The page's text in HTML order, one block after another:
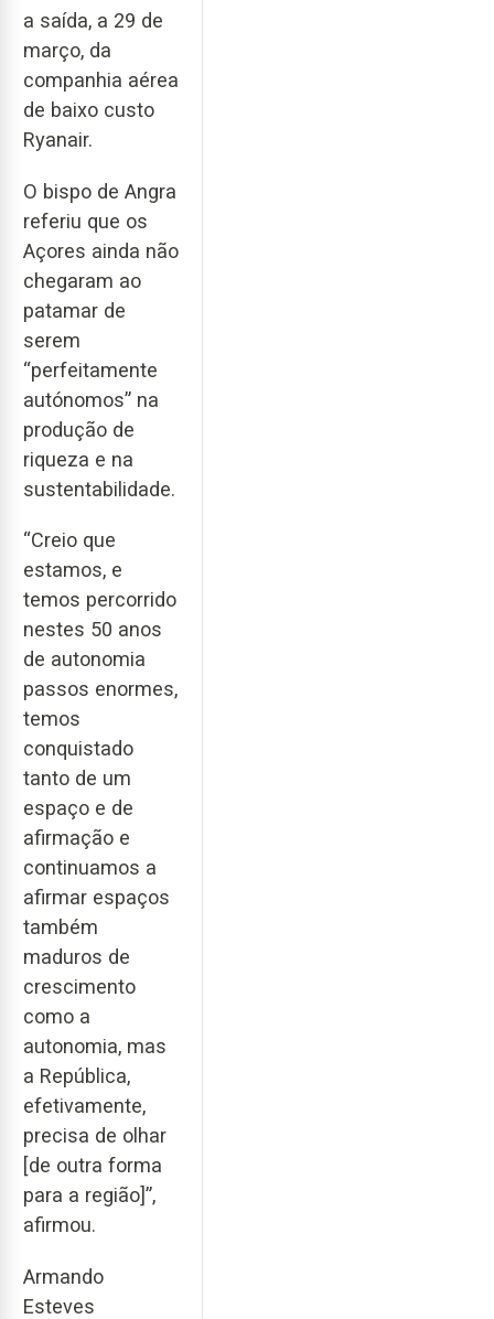
a saída, a 29 de
março, da
companhia aérea
de baixo custo
Ryanair.
O bispo de Angra
referiu que os
Açores ainda não
chegaram ao
patamar de
serem
“perfeitamente
autónomos” na
produção de
riqueza e na
sustentabilidade.
“Creio que
estamos, e
temos percorrido
nestes 50 anos
de autonomia
passos enormes,
temos
conquistado
tanto de um
espaço e de
afirmação e
continuamos a
afirmar espaços
também
maduros de
crescimento
como a
autonomia, mas
a República,
efetivamente,
precisa de olhar
[de outra forma
para a região]”,
afirmou.
Armando
Esteves